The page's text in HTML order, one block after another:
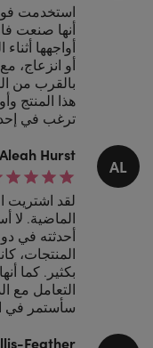
استخدمت
أنها صنعت
أواجهها
أو انزعاج،
بالقرب من
هذا المنتج
ترغب في
AL
Aleah Hurst
لقد اشتريت
الماضية. لا
أحدثته في
المنتجات،
بكثير. كما
التعامل مع
سأستمر في
Feather